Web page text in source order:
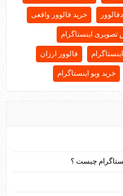
خرید فالوور واقعی
تصویری اینستاگرام
فالوور ارزان
خرید ویو اینستاگرام
چیست ؟